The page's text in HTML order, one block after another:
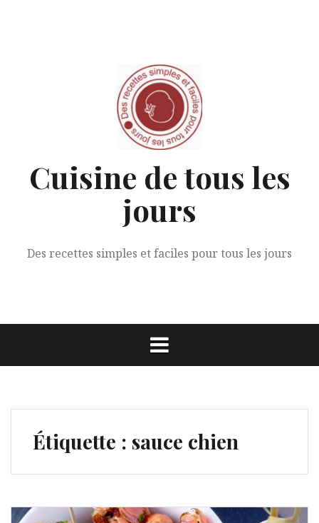
Cuisine de tous les
jours
Des recettes simples et faciles pour tous les jours
Étiquette : sauce chien